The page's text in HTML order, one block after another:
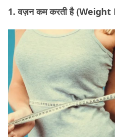
1. वज़न कम करती है (Weight